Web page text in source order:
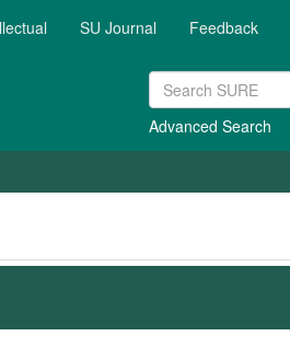
SU Journal Feedback
Advanced Search